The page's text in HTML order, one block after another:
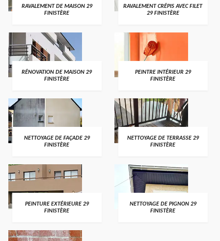
RAVALEMENT DE MAISON 29
FINISTÈRE
RAVALEMENT CRÉPIS AVEC FILET
29 FINISTÈRE
RÉNOVATION DE MAISON 29
FINISTÈRE
PEINTRE INTÉRIEUR 29
FINISTÈRE
NETTOYAGE DE FAÇADE 29
FINISTÈRE
NETTOYAGE DE TERRASSE 29
FINISTÈRE
PEINTURE EXTÉRIEURE 29
FINISTÈRE
NETTOYAGE DE PIGNON 29
FINISTÈRE